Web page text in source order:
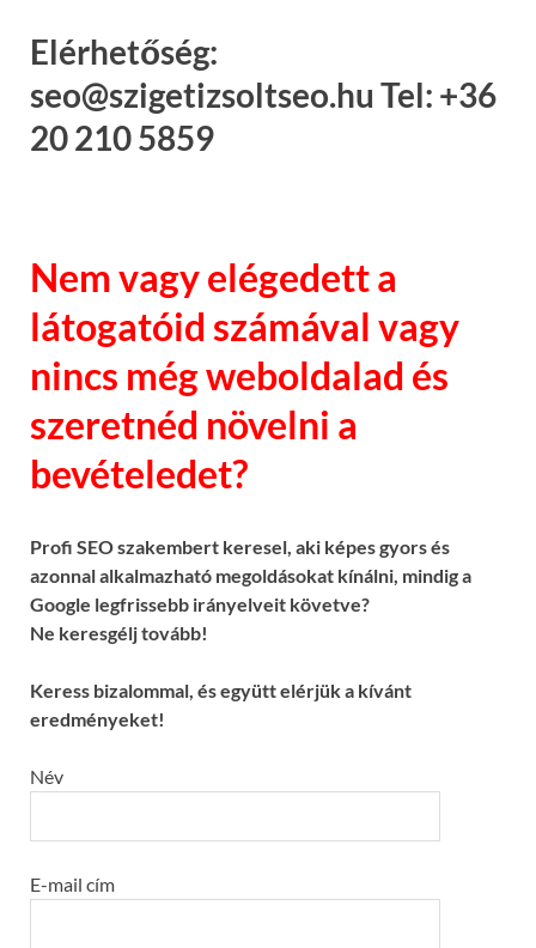
Elérhetőség:
seo@szigetizsoltseo.hu Tel: +36
20 210 5859
Nem vagy elégedett a
látogatóid számával vagy
nincs még weboldalad és
szeretnéd növelni a
bevételedet?
Profi SEO szakembert keresel, aki képes gyors és
azonnal alkalmazható megoldásokat kínálni, mindig a
Google legfrissebb irányelveit követve?
Ne keresgélj tovább!
Keress bizalommal, és együtt elérjük a kívánt
eredményeket!
Név
E-mail cím